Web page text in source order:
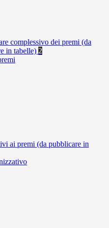
complessivo dei premi (da
in tabelle) 2
ai premi (da pubblicare in